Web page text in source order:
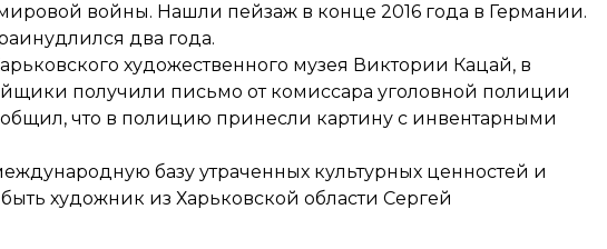
войны. Нашли пейзаж в конце 2016 года в Германии.
два года.
художественного музея Виктории Кацай, в
получили письмо от комиссара уголовной полиции
что в полицию принесли картину с инвентарными
базу утраченных культурных ценностей и
художник из Харьковской области Сергей